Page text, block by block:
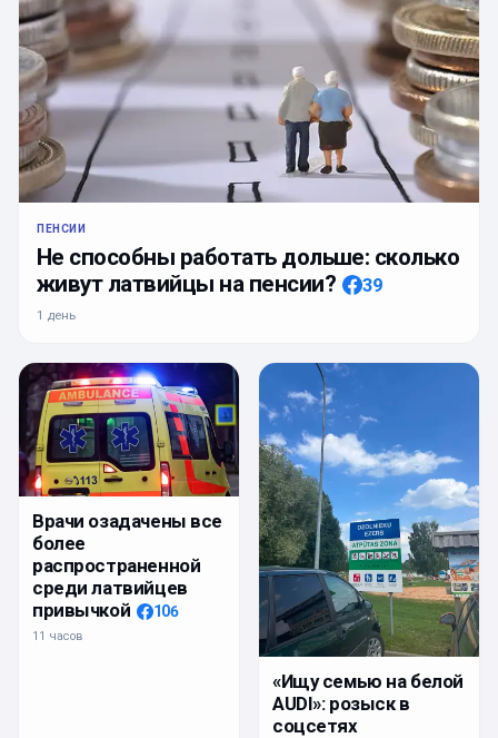
ПЕНСИИ
Не способны работать дольше: сколько
живут латвийцы на пенсии?
39
1 день
Врачи озадачены все
более
распространенной
среди латвийцев
привычкой
106
11 часов
«Ищу семью на белой
AUDI»: розыск в
соцсетях